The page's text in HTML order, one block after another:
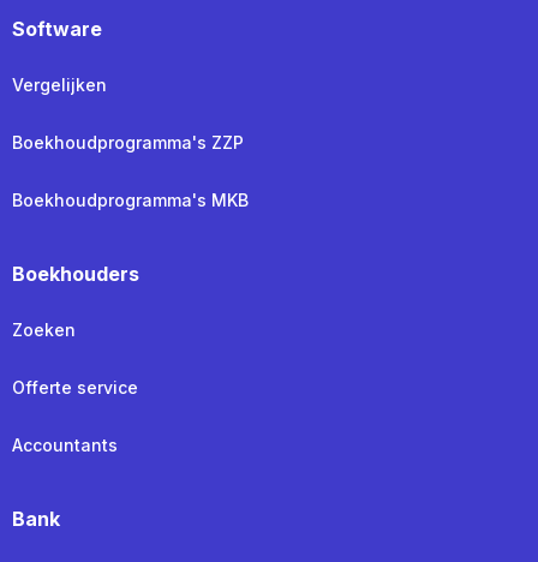
Software
Vergelijken
Boekhoudprogramma's ZZP
Boekhoudprogramma's MKB
Boekhouders
Zoeken
Offerte service
Accountants
Bank